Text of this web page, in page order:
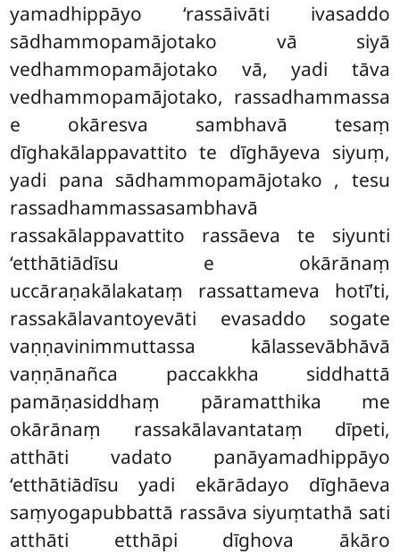
yamadhippāyo ‘rassāivāti ivasaddo
sādhammopamājotako vā siyā
vedhammopamājotako vā, yadi tāva
vedhammopamājotako, rassadhammassa
e okāresva sambhavā tesaṃ
dīghakālappavattito te dīghāyeva siyuṃ,
yadi pana sādhammopamājotako , tesu
rassadhammassasambhavā
rassakālappavattito rassāeva te siyunti
‘etthātiādīsu e okārānaṃ
uccāraṇakālakataṃ rassattameva hotī’ti,
rassakālavantoyevāti evasaddo sogate
vaṇṇavinimmuttassa kālassevābhāvā
vaṇṇānañca paccakkha siddhattā
pamāṇasiddhaṃ pāramatthika me
okārānaṃ rassakālavantataṃ dīpeti,
atthāti vadato panāyamadhippāyo
‘etthātiādīsu yadi ekārādayo dīghāeva
saṃyogapubbattā rassāva siyuṃtathā sati
atthāti etthāpi dīghova ākāro